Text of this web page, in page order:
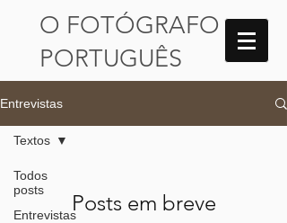
​O FOTÓGRAFO
PORTUGUÊS
Entrevistas
Todos
posts
Entrevistas
Textos
Posts em breve